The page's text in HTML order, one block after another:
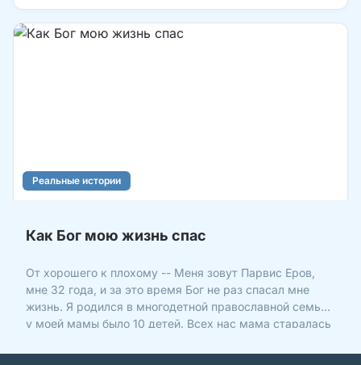
Реальные истории
Как Бог мою жизнь спас
От хорошего к плохому -- Меня зовут Парвис Еров,
мне 32 года, и за это время Бог не раз спасал мне
жизнь. Я родился в многодетной православной семье,
у моей мамы было 10 детей. Всех нас мама старалась
Богу и сейчас молится за всех своих родных. Нас он